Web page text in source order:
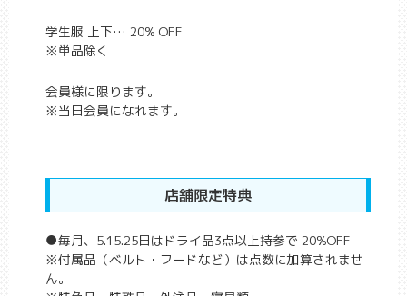
学生服 上下… 20% OFF
※単品除く
会員様に限ります。
※当日会員になれます。
店舗限定特典
●毎月、5.15.25日はドライ品3点以上持参で 20%OFF
※付属品（ベルト・フードなど）は点数に加算されませ
ん。